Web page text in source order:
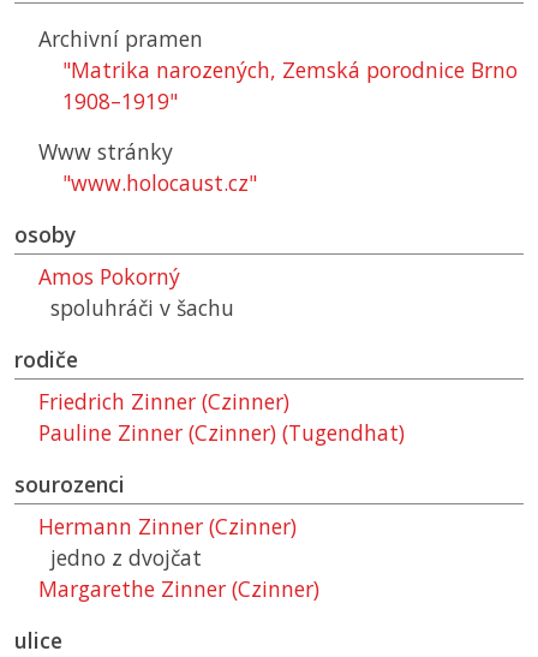
Archivní pramen
"Matrika narozených, Zemská porodnice Brno
1908–1919"
Www stránky
"www.holocaust.cz"
osoby
Amos Pokorný
spoluhráči v šachu
rodiče
Friedrich Zinner (Czinner)
Pauline Zinner (Czinner) (Tugendhat)
sourozenci
Hermann Zinner (Czinner)
jedno z dvojčat
Margarethe Zinner (Czinner)
ulice